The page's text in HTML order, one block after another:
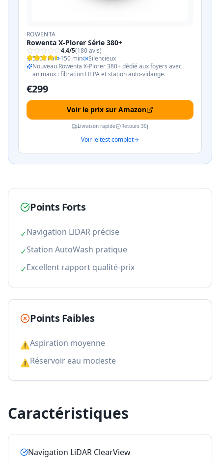
ROWENTA
Rowenta X-Plorer Série 380+
4.4/5(180avis)
5500 Pa
150 min
Silencieux
Nouveau Rowenta X-Plorer 380+ dédié aux foyers avec
animaux : filtration HEPA et station auto-vidange.
€299
Voir le prix sur Amazon
Livraison rapide Retours 30j
Voir le test complet
Points Forts
✓Navigation LiDAR précise
✓Station AutoWash pratique
✓Excellent rapport qualité-prix
Points Faibles
⚠Aspiration moyenne
⚠Réservoir eau modeste
Caractéristiques
Navigation LiDAR ClearView